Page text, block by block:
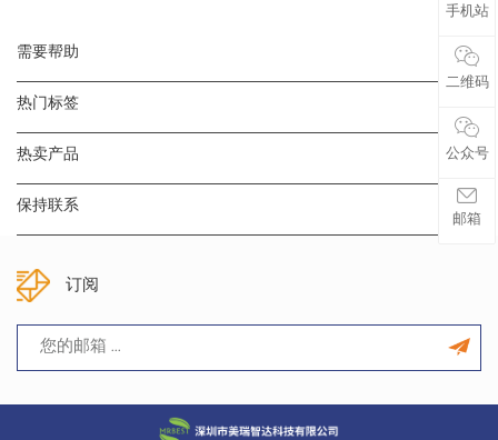
需要帮助
热门标签
热卖产品
保持联系
订阅
手机站
二维码
公众号
邮箱